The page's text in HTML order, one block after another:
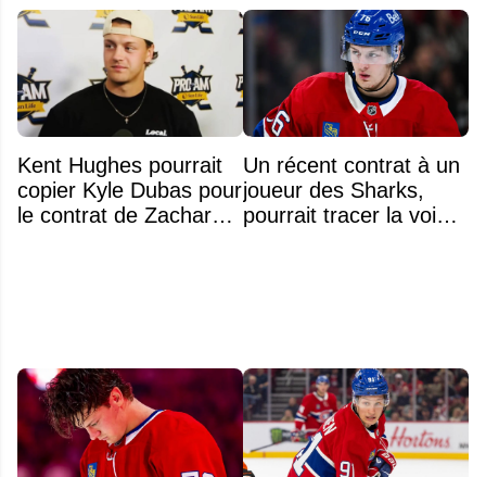
Kent Hughes pourrait
copier Kyle Dubas pour
le contrat de Zachary
Un récent contrat à un
joueur des Sharks,
pourrait tracer la voie à